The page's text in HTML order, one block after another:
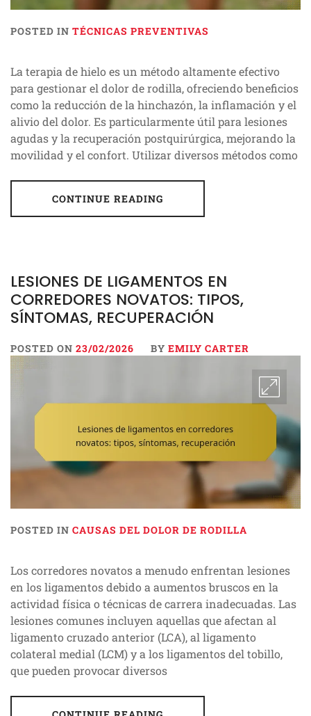
POSTED IN TÉCNICAS PREVENTIVAS
La terapia de hielo es un método altamente efectivo
para gestionar el dolor de rodilla, ofreciendo beneficios
como la reducción de la hinchazón, la inflamación y el
alivio del dolor. Es particularmente útil para lesiones
agudas y la recuperación postquirúrgica, mejorando la
movilidad y el confort. Utilizar diversos métodos como
CONTINUE READING
LESIONES DE LIGAMENTOS EN
CORREDORES NOVATOS: TIPOS,
SÍNTOMAS, RECUPERACIÓN
POSTED ON 23/02/2026 BY EMILY CARTER
POSTED IN CAUSAS DEL DOLOR DE RODILLA
Los corredores novatos a menudo enfrentan lesiones
en los ligamentos debido a aumentos bruscos en la
actividad física o técnicas de carrera inadecuadas. Las
lesiones comunes incluyen aquellas que afectan al
ligamento cruzado anterior (LCA), al ligamento
colateral medial (LCM) y a los ligamentos del tobillo,
que pueden provocar diversos